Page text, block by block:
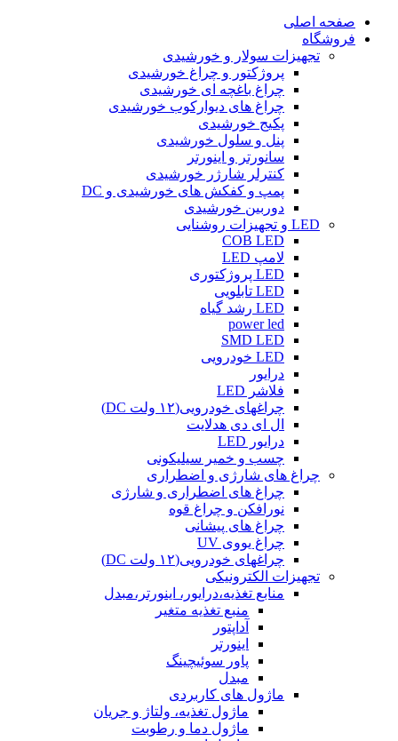
صفحه اصلی
فروشگاه
تجهیزات سولار و خورشیدی
پروژکتور و چراغ خورشیدی
چراغ باغچه ای خورشیدی
چراغ های دیوارکوب خورشیدی
پکیج خورشیدی
پنل و سلول خورشیدی
سانورتر و اینورتر
کنترلر شارژر خورشیدی
پمپ و کفکش های خورشیدی و DC
دوربین خورشیدی
LED و تجهیزات روشنایی
COB LED
لامپ LED
LED پروژکتوری
LED تابلویی
LED رشد گیاه
power led
SMD LED
LED خودرویی
درایور
فلاشر LED
چراغهای خودرویی(۱۲ ولت DC)
ال ای دی هدلایت
درایور LED
چسب و خمیر سیلیکونی
چراغ های شارژی و اضطراری
چراغ های اضطراری و شارژی
نورافکن و چراغ قوه
چراغ های پیشانی
چراغ یووی UV
چراغهای خودرویی(۱۲ ولت DC)
تجهیزات الکترونیکی
منابع تغذیه،درایور، اینورتر،مبدل
منبع تغذیه متغیر
آداپتور
اینورتر
پاور سوئیچینگ
مبدل
ماژول های کاربردی
ماژول تغذیه، ولتاژ و جریان
ماژول دما و رطوبت